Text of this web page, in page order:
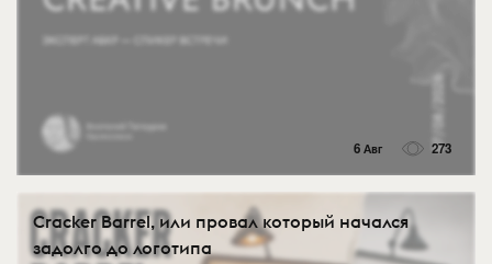
6 Авг 273
Cracker Barrel, или провал который начался
задолго до логотипа